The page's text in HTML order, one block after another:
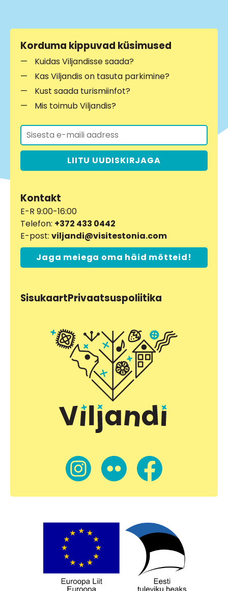
Korduma kippuvad küsimused
Kuidas Viljandisse saada?
Kas Viljandis on tasuta parkimine?
Kust saada turismiinfot?
Mis toimub Viljandis?
LIITU UUDISKIRJAGA
Kontakt
E-R 9:00-16:00
Telefon: +372 433 0442
E-post: viljandi@visitestonia.com
Jaga meiega oma häid mõtteid!
SisukaartPrivaatsuspoliitika